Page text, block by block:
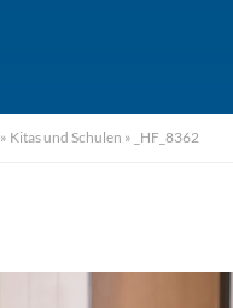
» Kitas und Schulen » _HF_8362